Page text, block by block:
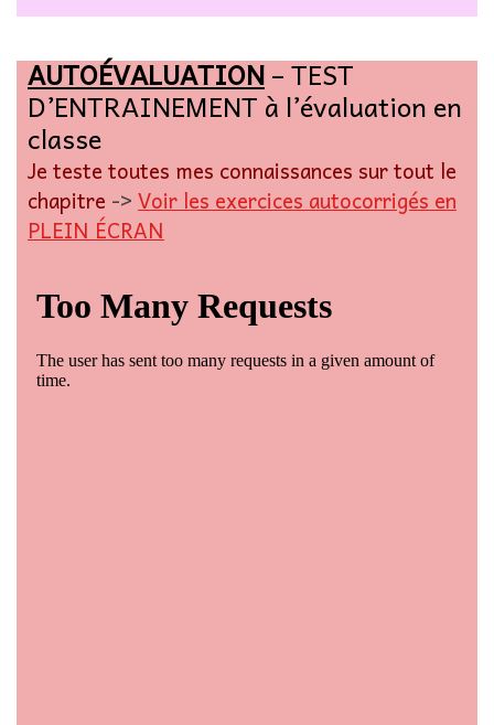
AUTOÉVALUATION– TEST
D’ENTRAINEMENT à l’évaluation en
classe
Je teste toutes mes connaissances sur tout le
chapitre -> Voir les exercices autocorrigés en
PLEIN ÉCRAN